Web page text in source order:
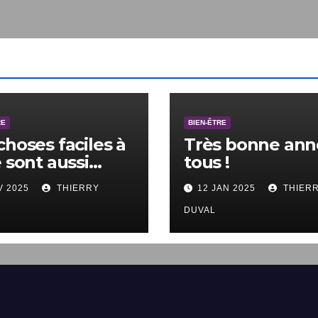
faciles à
aussi
à ne pas
2025 THIERRY
BIEN-ÊTRE
Très bonne
tous !
12 JAN 2025
DUVAL